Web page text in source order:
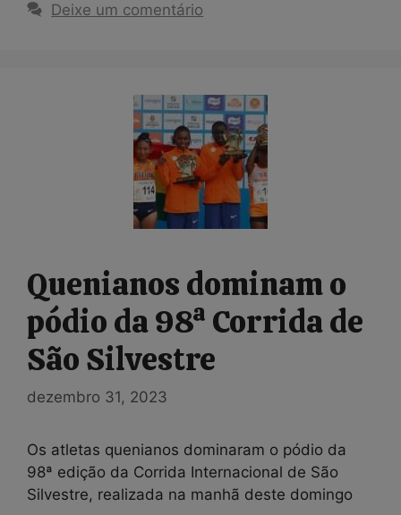
Deixe um comentário
Quenianos dominam o
pódio da 98ª Corrida de
São Silvestre
dezembro 31, 2023
Os atletas quenianos dominaram o pódio da
98ª edição da Corrida Internacional de São
Silvestre, realizada na manhã deste domingo